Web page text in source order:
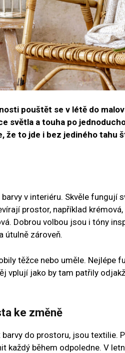
pouštět se v létě do
světla a touha po
že to jde i bez jediného tahu
v interiéru. Skvěle fungují
prostor, například
Dobrou volbou jsou i tóny
útulně zároveň.
těžce nebo uměle. Nejlépe
vplují jako by tam patřily
ke změně
do prostoru, jsou textilie.
každý během odpoledne. V